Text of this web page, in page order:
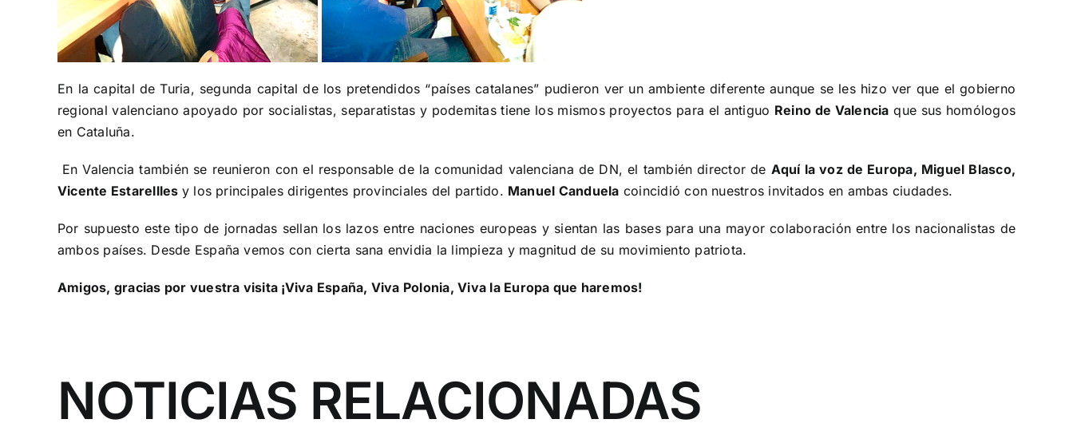
En la capital de Turia, segunda capital de los pretendidos “países catalanes” pudieron ver un ambiente diferente aunque se les hizo ver que el gobierno
regional valenciano apoyado por socialistas, separatistas y podemitas tiene los mismos proyectos para el antiguo Reino de Valencia que sus homólogos
en Cataluña.
En Valencia también se reunieron con el responsable de la comunidad valenciana de DN, el también director de Aquí la voz de Europa, Miguel Blasco,
Vicente Estarellles y los principales dirigentes provinciales del partido. Manuel Canduela coincidió con nuestros invitados en ambas ciudades.
Por supuesto este tipo de jornadas sellan los lazos entre naciones europeas y sientan las bases para una mayor colaboración entre los nacionalistas de
ambos países. Desde España vemos con cierta sana envidia la limpieza y magnitud de su movimiento patriota.
Amigos, gracias por vuestra visita ¡Viva España, Viva Polonia, Viva la Europa que haremos!
NOTICIAS RELACIONADAS